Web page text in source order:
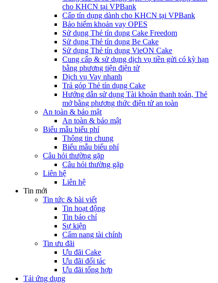
cho KHCN tại VPBank
Cấp tín dụng dành cho KHCN tại VPBank
Bảo hiểm khoản vay OPES
Sử dụng Thẻ tín dụng Cake Freedom
Sử dụng Thẻ tín dụng Be Cake
Sử dụng Thẻ tín dụng VieON Cake
Cung cấp & sử dụng dịch vụ tiền gửi có kỳ hạn
bằng phương tiện điện tử
Dịch vụ Vay nhanh
Trả góp Thẻ tín dụng Cake
Hướng dẫn sử dụng Tài khoản thanh toán, Thẻ
mở bằng phương thức điện tử an toàn
An toàn & bảo mật
An toàn & bảo mật
Biểu mẫu biểu phí
Thông tin chung
Biểu mẫu biểu phí
Câu hỏi thường gặp
Câu hỏi thường gặp
Liên hệ
Liên hệ
Tin mới
Tin tức & bài viết
Tin hoạt động
Tin báo chí
Sự kiện
Cẩm nang tài chính
Tin ưu đãi
Ưu đãi Cake
Ưu đãi đối tác
Ưu đãi tổng hợp
Tải ứng dụng